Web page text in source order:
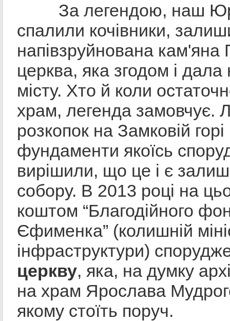
За легендою, наш
спалили кочівники,
напівзруйнована кам'яна
церква, яка згодом і дала
місту. Хто й коли
храм, легенда замовчує.
розкопок на Замковій
фундаменти якоїсь
вирішили, що це і є
собору. В 2013 році на
коштом “Благодійного
Єфименка” (колишній
інфраструктури)
церкву, яка, на думку
на храм Ярослава
якому стоїть поруч.